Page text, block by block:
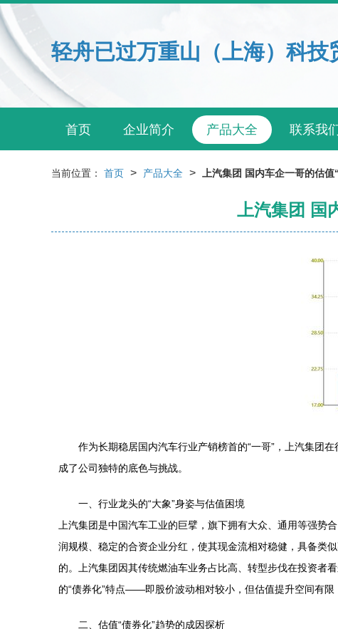
轻舟已过万重山（上海）科技
首页 企业简介 产品大全 联系我
当前位置： 首页 > 产品大全 > 上汽集团 国内车企一哥的估
上汽集团 国
作为长期稳居国内汽车行业产销榜首的“一哥”，上汽集团
成了公司独特的底色与挑战。
一、行业龙头的“大象”身姿与估值困境
上汽集团是中国汽车工业的巨擘，旗下拥有大众、通用等强
润规模、稳定的合资企业分红，使其现金流相对稳健，具备类
的。上汽集团因其传统燃油车业务占比高、转型步伐在投资者
的“债券化”特点——即股价波动相对较小，但估值提升空间有限
二、估值“债券化”趋势的成因探析